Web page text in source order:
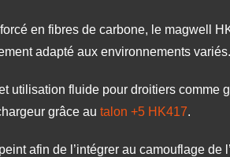
en fibres de carbone, le magwell
adapté aux environnements variés.
utilisation fluide pour droitiers
grâce au talon +5 HK417.
afin de l’intégrer au camouflage de